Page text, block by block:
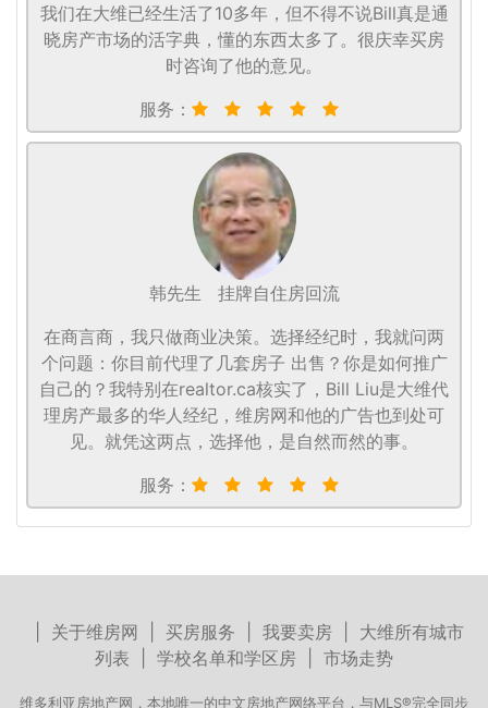
我们在大维已经生活了10多年，但不得不说Bill真是通
晓房产市场的活字典，懂的东西太多了。很庆幸买房
时咨询了他的意见。
服务：
韩先生
挂牌自住房回流
在商言商，我只做商业决策。选择经纪时，我就问两
个问题：你目前代理了几套房子 出售？你是如何推广
自己的？我特别在realtor.ca核实了，Bill Liu是大维代
理房产最多的华人经纪，维房网和他的广告也到处可
见。就凭这两点，选择他，是自然而然的事。
服务：
关于维房网 买房服务 我要卖房
大维所有城市
列表
学校名单和学区房 市场走势
维多利亚房地产网，本地唯一的中文房地产网络平台，与MLS®完全同步